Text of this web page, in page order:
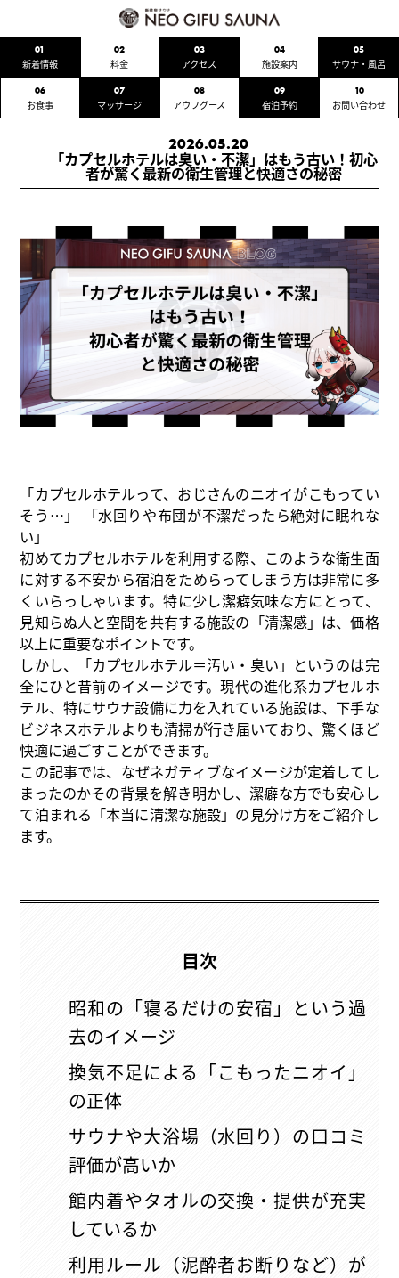
01
新着情報
02
料金
03
アクセス
04
施設案内
05
サウナ・風呂
06
お食事
07
マッサージ
08
アウフグース
09
宿泊予約
10
お問い合わせ
2026.05.20
「カプセルホテルは臭い・不潔」はもう古い！初心
者が驚く最新の衛生管理と快適さの秘密
「カプセルホテルって、おじさんのニオイがこもってい
そう…」 「水回りや布団が不潔だったら絶対に眠れな
い」
初めてカプセルホテルを利用する際、このような衛生面
に対する不安から宿泊をためらってしまう方は非常に多
くいらっしゃいます。特に少し潔癖気味な方にとって、
見知らぬ人と空間を共有する施設の「清潔感」は、価格
以上に重要なポイントです。
しかし、「カプセルホテル＝汚い・臭い」というのは完
全にひと昔前のイメージです。現代の進化系カプセルホ
テル、特にサウナ設備に力を入れている施設は、下手な
ビジネスホテルよりも清掃が行き届いており、驚くほど
快適に過ごすことができます。
この記事では、なぜネガティブなイメージが定着してし
まったのかその背景を解き明かし、潔癖な方でも安心し
て泊まれる「本当に清潔な施設」の見分け方をご紹介し
ます。
目次
昭和の「寝るだけの安宿」という過
去のイメージ
換気不足による「こもったニオイ」
の正体
サウナや大浴場（水回り）の口コミ
評価が高いか
館内着やタオルの交換・提供が充実
しているか
利用ルール（泥酔者お断りなど）が